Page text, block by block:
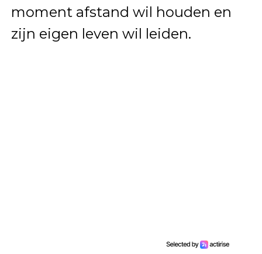
moment afstand wil houden en
zijn eigen leven wil leiden.